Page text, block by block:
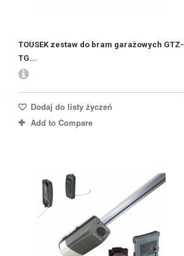
TOUSEK zestaw do bram garażowych GTZ-
TG...
Dodaj do listy życzeń
Add to Compare